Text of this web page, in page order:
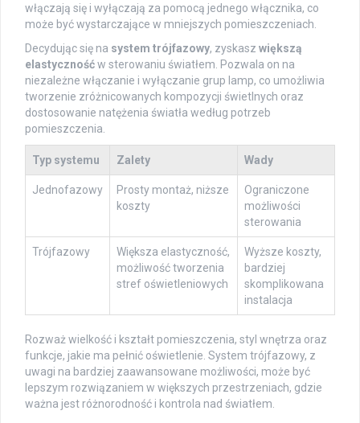
włączają się i wyłączają za pomocą jednego włącznika, co
może być wystarczające w mniejszych pomieszczeniach.
Decydując się na system trójfazowy, zyskasz większą
elastycznośćw sterowaniu światłem. Pozwala on na
niezależne włączanie i wyłączanie grup lamp, co umożliwia
tworzenie zróżnicowanych kompozycji świetlnych oraz
dostosowanie natężenia światła według potrzeb
pomieszczenia.
Typ systemu Zalety Wady
Jednofazowy
Prosty montaż, niższe
koszty
Ograniczone
możliwości
sterowania
Trójfazowy
Większa elastyczność,
możliwość tworzenia
stref oświetleniowych
Wyższe koszty,
bardziej
skomplikowana
instalacja
Rozważ wielkość i kształt pomieszczenia, styl wnętrza oraz
funkcje, jakie ma pełnić oświetlenie. System trójfazowy, z
uwagi na bardziej zaawansowane możliwości, może być
lepszym rozwiązaniem w większych przestrzeniach, gdzie
ważna jest różnorodność i kontrola nad światłem.